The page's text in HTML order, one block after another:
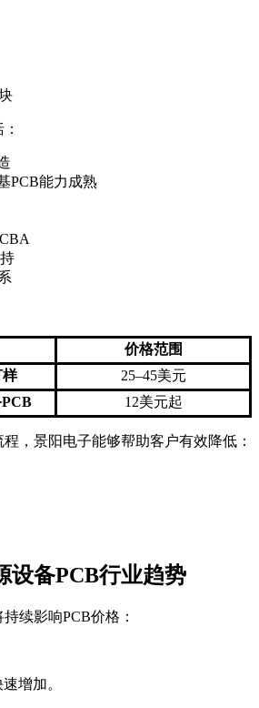
PCB能力成熟
价格范围
25–45美元
12美元起
，景阳电子能够帮助客户有效降低：
设备PCB行业趋势
续影响PCB价格：
增加。